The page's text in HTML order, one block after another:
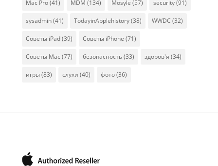
Mac Pro(41) MDM (134) Mosyle (57) security(91)
sysadmin(41) TodayinApplehistory(38) WWDC (32)
Советы iPad(39) Советы iPhone (71)
Советы Mac (77) безопасность(33) здоров'я (34)
игры(83) слухи (40) фото(36)